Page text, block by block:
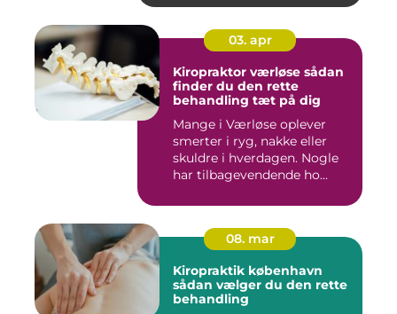
03. apr
Kiropraktor værløse sådan
finder du den rette
behandling tæt på dig
Mange i Værløse oplever
smerter i ryg, nakke eller
skuldre i hverdagen. Nogle
har tilbagevendende ho...
08. mar
Kiropraktik københavn
sådan vælger du den rette
behandling